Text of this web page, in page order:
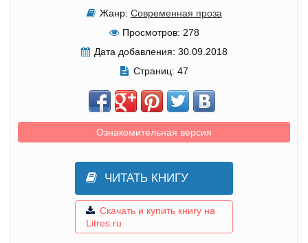
Жанр: Современная проза
Просмотров: 278
Дата добавления: 30.09.2018
Страниц: 47
Ознакомительная версия
ЧИТАТЬ КНИГУ
Скачать и купить книгу на
Litres.ru